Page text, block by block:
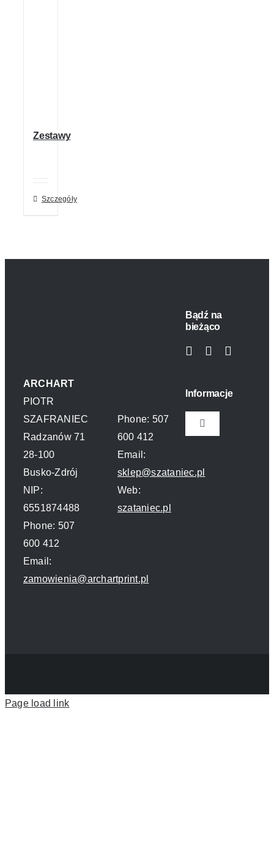
Zestawy
Szczegóły
ARCHART
PIOTR
SZAFRANIEC
Radzanów 71
28-100
Busko-Zdrój
NIP:
6551874488
Phone: 507
600 412
Email:
zamowienia@archartprint.pl
Phone: 507
600 412
Email:
sklep@szataniec.pl
Web:
szataniec.pl
Bądź na
bieżąco
Informacje
Toggle
Navigation
Page load link